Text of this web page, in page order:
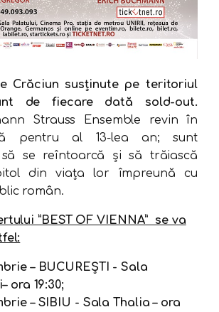
Crăciun susținute pe teritoriul
de fiecare dată sold-out.
Strauss Ensemble revin în
pentru al 13-lea an; sunt
se reîntoarcă și să trăiască
din viața lor împreună cu
român.
”BEST OF VIENNA” se va
– BUCUREȘTI - Sala
ora 19:30;
– SIBIU - Sala Thalia – ora